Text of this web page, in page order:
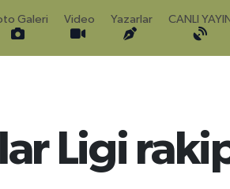
Galeri Video Yazarlar CANLI YAYIN
Ligi